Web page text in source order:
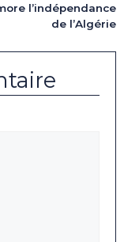
l’indépendance
de l’Algérie